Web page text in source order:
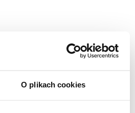
O plikach cookies